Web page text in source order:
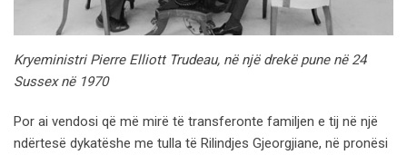
Kryeministri Pierre Elliott Trudeau, në një drekë pune në 24
Sussex në 1970
Por ai vendosi që më mirë të transferonte familjen e tij në një
ndërtesë dykatëshe me tulla të Rilindjes Gjeorgjiane, në pronësi